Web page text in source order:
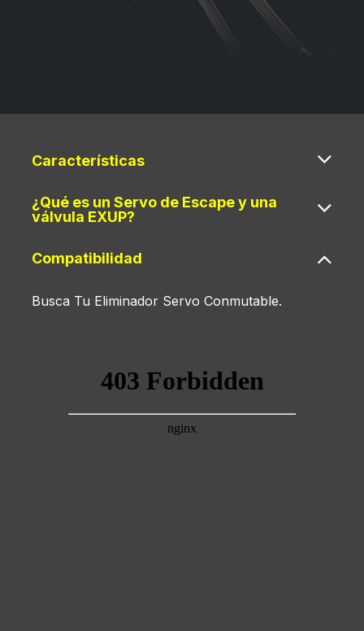
Características
¿Qué es un Servo de Escape y una
válvula EXUP?
Compatibilidad
Busca Tu Eliminador Servo Conmutable.